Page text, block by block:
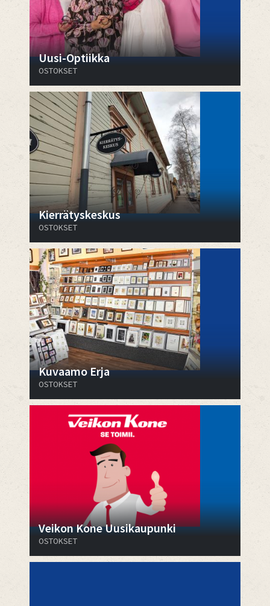
Uusi-Optiikka
OSTOKSET
Kierrätyskeskus
OSTOKSET
Kuvaamo Erja
OSTOKSET
Veikon Kone Uusikaupunki
OSTOKSET